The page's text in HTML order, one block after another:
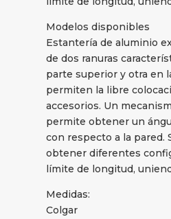
Modelos disponibles
Estantería de aluminio
de dos ranuras
parte superior y otra en
permiten la libre
accesorios. Un
permite obtener un
con respecto a la pared.
obtener diferentes
límite de longitud,
Medidas:
Colgar